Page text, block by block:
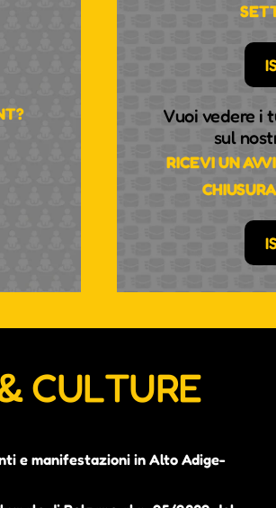
Vuoi vedere i
sul
RICEVI UN
CULTURE
e manifestazioni in Alto Adige-